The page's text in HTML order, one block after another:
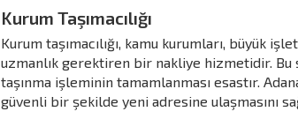
Kurum Taşımacılığı
Kurum taşımacılığı, kamu kurumları, büyük
uzmanlık gerektiren bir nakliye hizmetidir. Bu
taşınma işleminin tamamlanması esastır.
güvenli bir şekilde yeni adresine ulaşmasını